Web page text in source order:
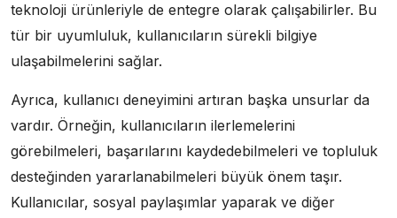
teknoloji ürünleriyle de entegre olarak çalışabilirler. Bu
tür bir uyumluluk, kullanıcıların sürekli bilgiye
ulaşabilmelerini sağlar.
Ayrıca, kullanıcı deneyimini artıran başka unsurlar da
vardır. Örneğin, kullanıcıların ilerlemelerini
görebilmeleri, başarılarını kaydedebilmeleri ve topluluk
desteğinden yararlanabilmeleri büyük önem taşır.
Kullanıcılar, sosyal paylaşımlar yaparak ve diğer